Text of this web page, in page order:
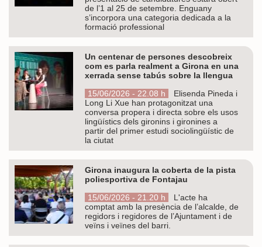
de l’1 al 25 de setembre. Enguany
s’incorpora una categoria dedicada a la
formació professional
Un centenar de persones descobreix
com es parla realment a Girona en una
xerrada sense tabús sobre la llengua
15/06/2026 - 22.08 h
Elisenda Pineda i
Long Li Xue han protagonitzat una
conversa propera i directa sobre els usos
lingüístics dels gironins i gironines a
partir del primer estudi sociolingüístic de
la ciutat
Girona inaugura la coberta de la pista
poliesportiva de Fontajau
15/06/2026 - 21.20 h
L'acte ha
comptat amb la presència de l’alcalde, de
regidors i regidores de l’Ajuntament i de
veïns i veïnes del barri.